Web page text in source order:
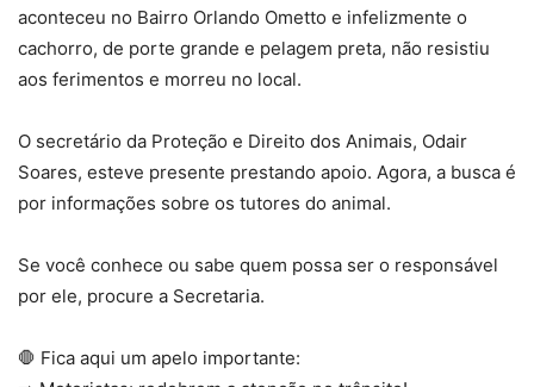
aconteceu no Bairro Orlando Ometto e infelizmente o
cachorro, de porte grande e pelagem preta, não resistiu
aos ferimentos e morreu no local.
O secretário da Proteção e Direito dos Animais, Odair
Soares, esteve presente prestando apoio. Agora, a busca é
por informações sobre os tutores do animal.
Se você conhece ou sabe quem possa ser o responsável
por ele, procure a Secretaria.
🛑 Fica aqui um apelo importante: